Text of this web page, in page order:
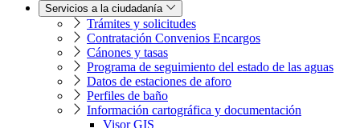
Servicios a la ciudadanía
Trámites y solicitudes
Contratación Convenios Encargos
Cánones y tasas
Programa de seguimiento del estado de las aguas
Datos de estaciones de aforo
Perfiles de baño
Información cartográfica y documentación
Visor GIS